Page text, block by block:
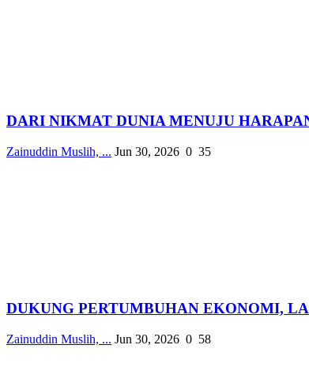
DARI NIKMAT DUNIA MENUJU
Zainuddin Muslih, ... Jun 30, 2026 0 35
DUKUNG PERTUMBUHAN EKONOMI,
Zainuddin Muslih, ... Jun 30, 2026 0 58